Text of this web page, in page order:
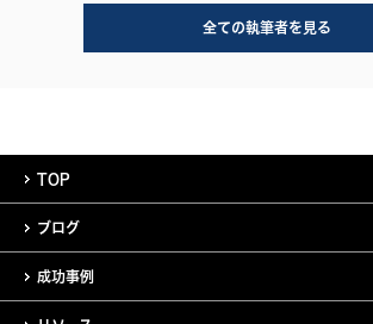
全ての執筆者を見る
TOP
ブログ
成功事例